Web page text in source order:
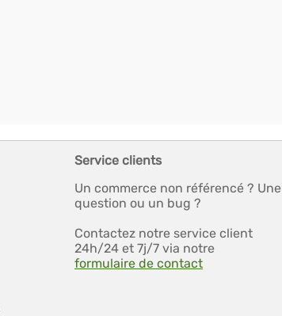
Service clients
Un commerce non référencé ? Une
question ou un bug ?
Contactez notre service client
24h/24 et 7j/7 via notre
formulaire de contact